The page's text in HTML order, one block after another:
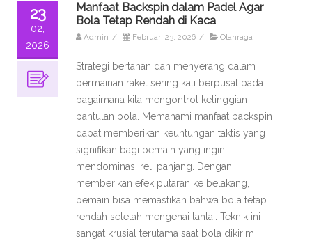
23
02,
2026
Manfaat Backspin dalam Padel Agar
Bola Tetap Rendah di Kaca
Admin / Februari 23, 2026 / Olahraga
Strategi bertahan dan menyerang dalam
permainan raket sering kali berpusat pada
bagaimana kita mengontrol ketinggian
pantulan bola. Memahami manfaat backspin
dapat memberikan keuntungan taktis yang
signifikan bagi pemain yang ingin
mendominasi reli panjang. Dengan
memberikan efek putaran ke belakang,
pemain bisa memastikan bahwa bola tetap
rendah setelah mengenai lantai. Teknik ini
sangat krusial terutama saat bola dikirim